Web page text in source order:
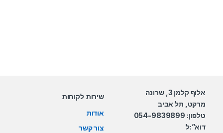
אלוף קלמן 3, שרונה
מרקט, תל אביב
טלפון: 054-9839899
דוא”:ל
שירות לקוחות
אודות
צור קשר